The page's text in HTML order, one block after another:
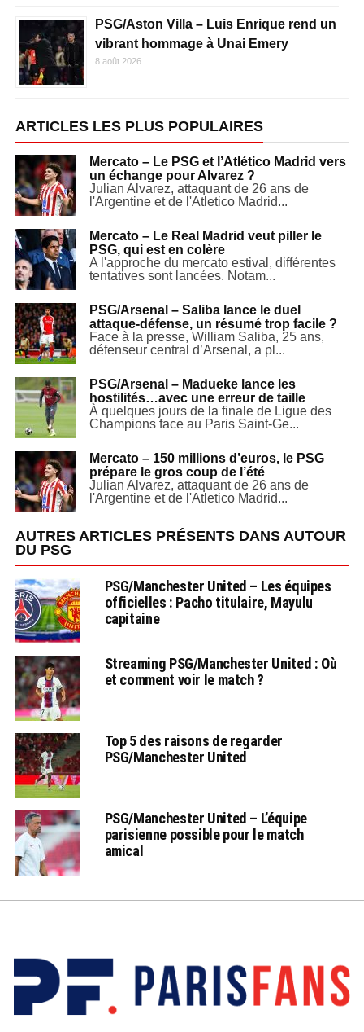
PSG/Aston Villa – Luis Enrique rend un
vibrant hommage à Unai Emery
8 août 2026
ARTICLES LES PLUS POPULAIRES
Mercato – Le PSG et l’Atlético Madrid vers
un échange pour Alvarez ?
Julian Alvarez, attaquant de 26 ans de
l'Argentine et de l'Atletico Madrid...
Mercato – Le Real Madrid veut piller le
PSG, qui est en colère
A l'approche du mercato estival, différentes
tentatives sont lancées. Notam...
PSG/Arsenal – Saliba lance le duel
attaque-défense, un résumé trop facile ?
Face à la presse, William Saliba, 25 ans,
défenseur central d’Arsenal, a pl...
PSG/Arsenal – Madueke lance les
hostilités…avec une erreur de taille
À quelques jours de la finale de Ligue des
Champions face au Paris Saint-Ge...
Mercato – 150 millions d’euros, le PSG
prépare le gros coup de l’été
Julian Alvarez, attaquant de 26 ans de
l'Argentine et de l'Atletico Madrid...
AUTRES ARTICLES PRÉSENTS DANS AUTOUR
DU PSG
PSG/Manchester United – Les équipes
officielles : Pacho titulaire, Mayulu
capitaine
Streaming PSG/Manchester United : Où
et comment voir le match ?
Top 5 des raisons de regarder
PSG/Manchester United
PSG/Manchester United – L’équipe
parisienne possible pour le match
amical